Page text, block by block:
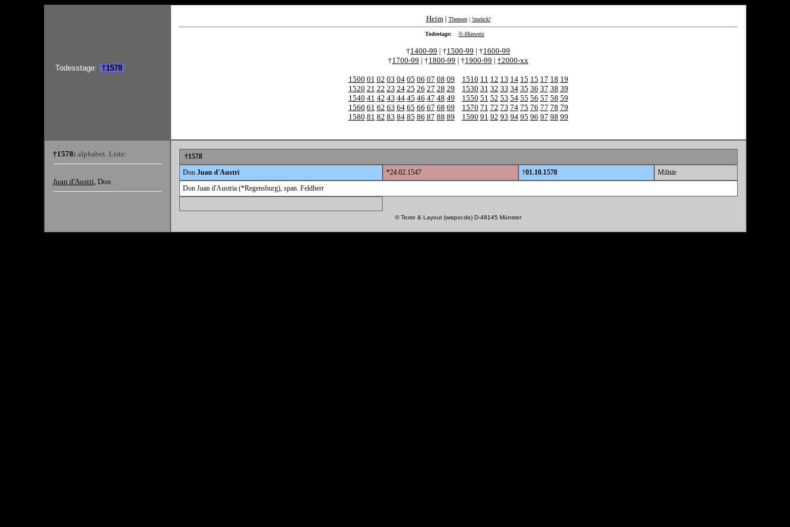
Todesstage: †1578
Heim| Themen| !zurück!
Todestage: ©-Hinweis
†1400-99 | †1500-99 | †1600-99
†1700-99 | †1800-99 | †1900-99 | †2000-xx
1500 01 02 03 04 05 06 07 08 09 1510 11 12 13 14 15 15 17 18 19
1520 21 22 23 24 25 26 27 28 29 1530 31 32 33 34 35 36 37 38 39
1540 41 42 43 44 45 46 47 48 49 1550 51 52 53 54 55 56 57 58 59
1560 61 62 63 64 65 66 67 68 69 1570 71 72 73 74 75 76 77 78 79
1580 81 82 83 84 85 86 87 88 89 1590 91 92 93 94 95 96 97 98 99
†1578: alphabet. Liste:
Juan d'Austri, Don
†1578
Don Juan d'Austri *24.02.1547 †01.10.1578
Militär
Don Juan d'Austria (*Regensburg), span. Feldherr
© Texte & Layout (wispor.de) D-48145 Münster